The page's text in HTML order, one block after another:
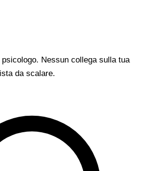
Nessun collega sulla tua
da scalare.